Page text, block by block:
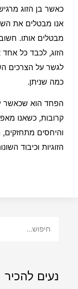
כאשר בן הזוג
אנו מבטלים את
מבטלים אותו.
הזוג, לכבד כל
לגשר על הצרכים
כמה שניתן.
הפחד הוא שכאשר
קרובות, כשאנו
והיחסים
הזוגיות וכיבוד
נעים להכיר